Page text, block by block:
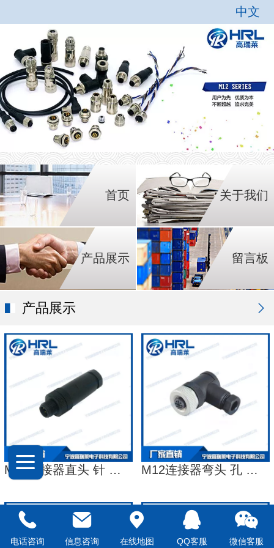
中文
中文
English
首页 关于我们
产品展示 留言板
产品展示
M12连接器直头 针 塑料锁紧 螺钉压接 M12连接器弯头 孔 锌合金锁紧 螺钉压接
电话咨询 信息咨询 在线地图 QQ客服 微信客服